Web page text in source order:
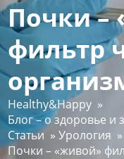
Почки –
фильтр
Healthy&Happy »
Блог – о здоровье
Статьи » Урология »
Почки – «живой»